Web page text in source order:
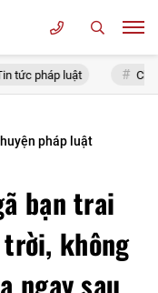
pháp luật Chính
pháp luật
bạn trai
không
ngay sau